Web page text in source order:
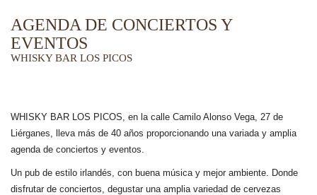
AGENDA DE CONCIERTOS Y
EVENTOS
WHISKY BAR LOS PICOS
WHISKY BAR LOS PICOS, en la calle Camilo Alonso Vega, 27 de
Liérganes, lleva más de 40 años proporcionando una variada y amplia
agenda de conciertos y eventos.
Un pub de estilo irlandés, con buena música y mejor ambiente. Donde
disfrutar de conciertos, degustar una amplia variedad de cervezas